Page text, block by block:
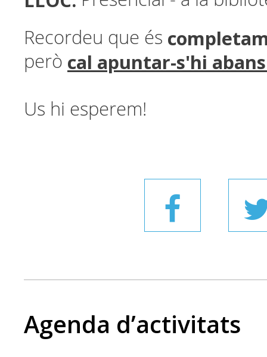
Recordeu que és
però cal apuntar-s'hi
Us hi esperem!
Agenda d’activitats